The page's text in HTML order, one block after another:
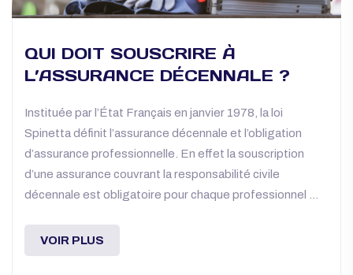
QUI DOIT SOUSCRIRE À
L’ASSURANCE DÉCENNALE ?
Instituée par l’État Français en janvier 1978, la loi
Spinetta définit l’assurance décennale et l’obligation
d’assurance professionnelle. En effet la souscription
d’une assurance couvrant la responsabilité civile
décennale est obligatoire pour chaque professionnel ...
VOIR PLUS